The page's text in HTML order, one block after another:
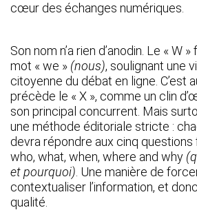
cœur des échanges numériques.
Son nom n’a rien d’anodin. Le « W
mot « we » (nous), soulignant une
citoyenne du débat en ligne. C’est
précède le « X », comme un clin
son principal concurrent. Mais
une méthode éditoriale stricte :
devra répondre aux cinq questions
who, what, when, where and why
et pourquoi) . Une manière de
contextualiser l’information, et
qualité.